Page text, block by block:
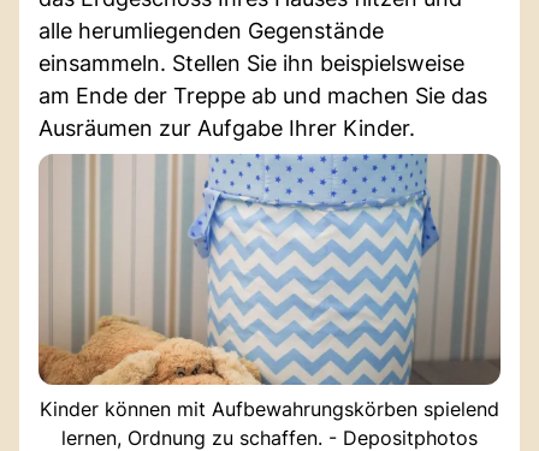
alle herumliegenden Gegenstände
einsammeln. Stellen Sie ihn beispielsweise
am Ende der Treppe ab und machen Sie das
Ausräumen zur Aufgabe Ihrer Kinder.
Kinder können mit Aufbewahrungskörben spielend
lernen, Ordnung zu schaffen. - Depositphotos